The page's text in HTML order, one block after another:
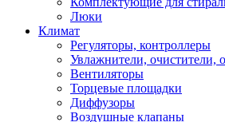
Люки
Климат
Регуляторы, контроллеры
Увлажнители, очистители,
Вентиляторы
Торцевые площадки
Диффузоры
Воздушные клапаны